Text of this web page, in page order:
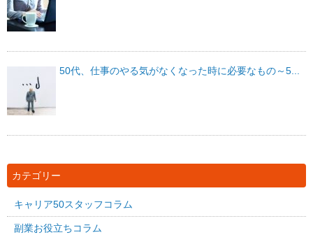
50代、仕事のやる気がなくなった時に必要なもの～5...
カテゴリー
キャリア50スタッフコラム
副業お役立ちコラム